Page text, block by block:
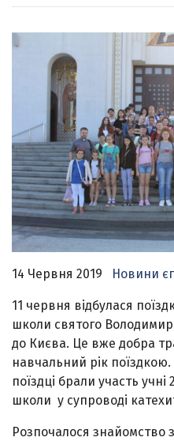
14 Червня 2019 Новини
11 червня відбулася
школи святого
до Києва. Це вже добра
навчальний рік
поїздці брали участь учні
школи у супроводі
Розпочалося